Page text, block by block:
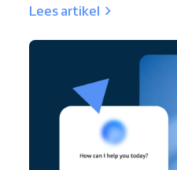
Lees artikel